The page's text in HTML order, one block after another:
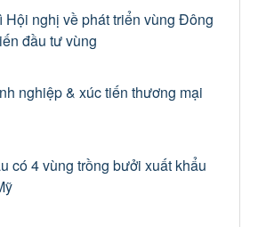
Hội nghị về phát triển vùng Đông
đầu tư vùng
nghiệp & xúc tiến thương mại
có 4 vùng trồng bưởi xuất khẩu